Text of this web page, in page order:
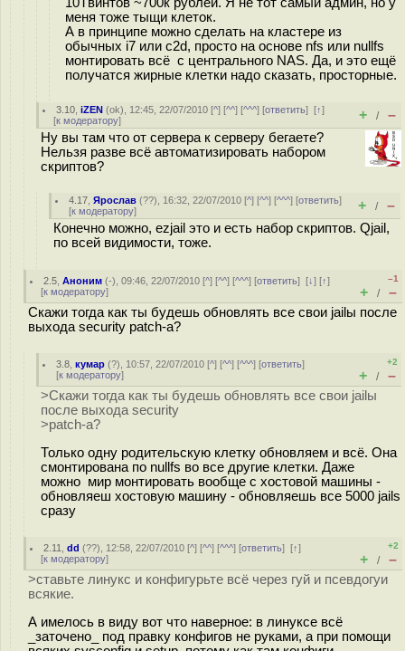
меня тоже тыщи клеток.
А в принципе можно сделать на кластере из
обычных i7 или c2d, просто на основе nfs или nullfs
монтировать всё с центрального NAS. Да, и это ещё
получатся жирные клетки надо сказать, просторные.
3.10 ,iZEN (ok), 12:45, 22/07/2010 [^] [^^] [^^^] [ответить][↑]
[к модератору] + / –
Ну вы там что от сервера к серверу бегаете?
Нельзя разве всё автоматизировать набором
скриптов?
4.17 ,Ярослав (??), 16:32, 22/07/2010 [^] [^^] [^^^] [ответить]
[к модератору] + / –
Конечно можно, ezjail это и есть набор скриптов. Qjail,
по всей видимости, тоже.
2.5 ,Аноним (-), 09:46, 22/07/2010 [^] [^^] [^^^] [ответить][↓] [↑]
[к модератору]
–1
+ / –
Скажи тогда как ты будешь обновлять все свои jailы после
выхода security patch-а?
3.8 ,кумар (?), 10:57, 22/07/2010 [^] [^^] [^^^] [ответить]
[к модератору]
+2
+ / –
>Скажи тогда как ты будешь обновлять все свои jailы
после выхода security
>patch-а?
Только одну родительскую клетку обновляем и всё. Она
смонтирована по nullfs во все другие клетки. Даже
можно мир монтировать вообще с хостовой машины -
обновляеш хостовую машину - обновляешь все 5000 jails
сразу
2.11 ,dd (??), 12:58, 22/07/2010 [^] [^^] [^^^] [ответить][↑]
[к модератору]
+2
+ / –
>ставьте линукс и конфигурьте всё через гуй и псевдогуи
всякие.
А имелось в виду вот что наверное: в линуксе всё
_заточено_ под правку конфигов не руками, а при помощи